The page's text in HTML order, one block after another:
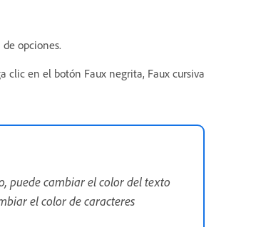
opciones.
clic en el botón Faux negrita, Faux cursiva
puede cambiar el color del texto
el color de caracteres